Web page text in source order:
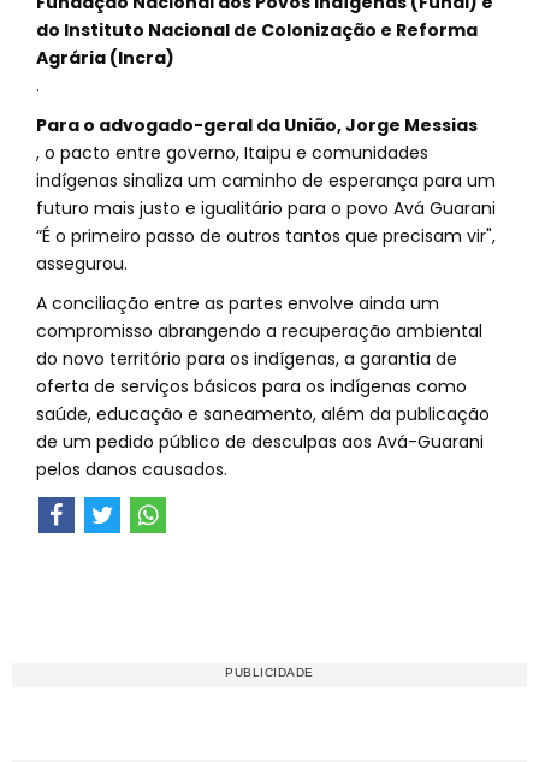
do Instituto Nacional de Colonização e Reforma
Agrária (Incra)
.
Para o advogado-geral da União, Jorge Messias
, o pacto entre governo, Itaipu e comunidades
indígenas sinaliza um caminho de esperança para um
futuro mais justo e igualitário para o povo Avá Guarani
“É o primeiro passo de outros tantos que precisam vir",
assegurou.
A conciliação entre as partes envolve ainda um
compromisso abrangendo a recuperação ambiental
do novo território para os indígenas, a garantia de
oferta de serviços básicos para os indígenas como
saúde, educação e saneamento, além da publicação
de um pedido público de desculpas aos Avá-Guarani
pelos danos causados.